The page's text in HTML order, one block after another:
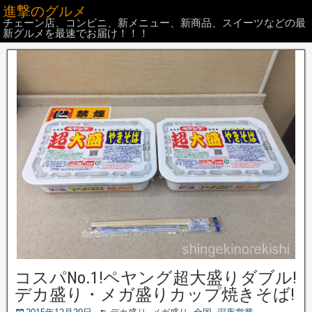
進撃のグルメ
チェーン店、コンビニ、新メニュー、新商品、スイーツなどの最
新グルメを最速でお届け！！！
コスパNo.1!ペヤング超大盛りダブル!
デカ盛り・メガ盛りカップ焼きそば!